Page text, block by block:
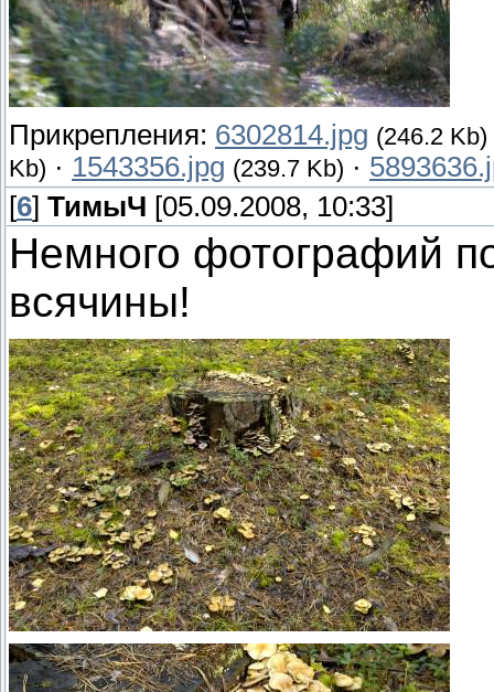
Прикрепления: 6302814.jpg (246.2 Kb)
Kb) · 1543356.jpg (239.7 Kb) ·
[6] ТимыЧ [05.09.2008, 10:33]
Немного фотографий
всячины!